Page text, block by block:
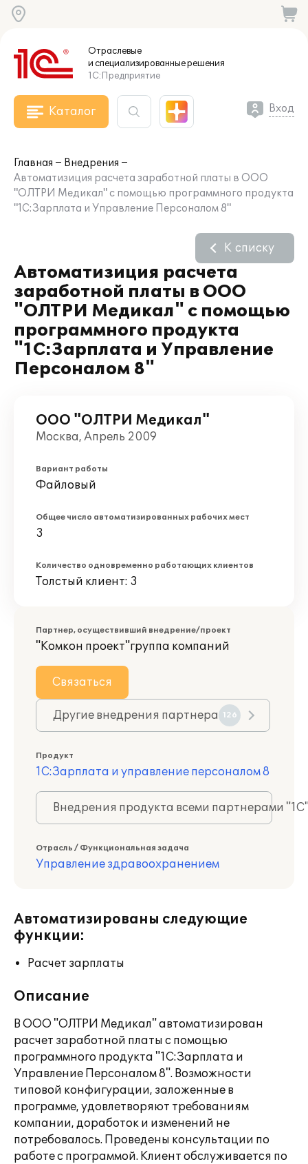
Отраслевые
и специализированныерешения
1С:Предприятие
Каталог Вход
Главная
Внедрения
Автоматизиция расчета заработной платы в ООО
"ОЛТРИ Медикал" с помощью программного продукта
"1С:Зарплата и Управление Персоналом 8"
Автоматизиция расчета
заработной платы в ООО
"ОЛТРИ Медикал" с помощью
программного продукта
"1С:Зарплата и Управление
Персоналом 8"
К списку
ООО "ОЛТРИ Медикал"
Москва, Апрель 2009
Вариант работы
Файловый
Общее число автоматизированных рабочих мест
3
Количество одновременно работающих клиентов
Толстый клиент: 3
Партнер, осуществивший внедрение/проект
"Комкон проект"группа компаний
Связаться
Другие внедрения партнера 126
Продукт
1С:Зарплата и управление персоналом 8
Внедрения продукта всеми партнерами
Отрасль / Функциональная задача
Управление здравоохранением
Автоматизированы следующие
функции:
Расчет зарплаты
Описание
В ООО "ОЛТРИ Медикал" автоматизирован
расчет заработной платы с помощью
программного продукта "1С:Зарплата и
Управление Персоналом 8". Возможности
типовой конфигурации, заложенные в
программе, удовлетворяют требованиям
компании, доработок и изменений не
потребовалось. Проведены консультации по
работе с программой. Клиент обслуживается по